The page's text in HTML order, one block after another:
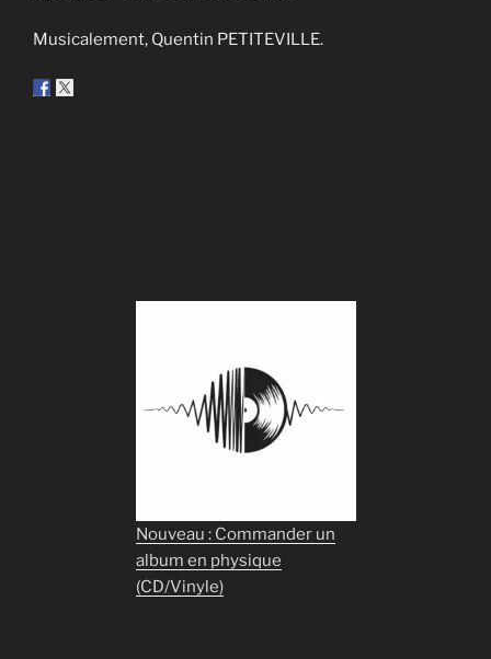
Musicalement, Quentin PETITEVILLE.
Nouveau : Commander un
album en physique
(CD/Vinyle)